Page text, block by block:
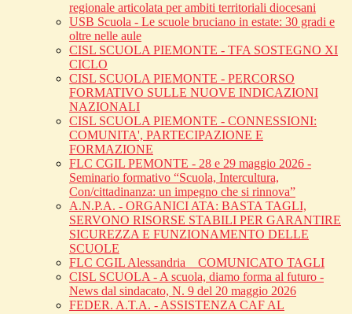
regionale articolata per ambiti territoriali diocesani
USB Scuola - Le scuole bruciano in estate: 30 gradi e
oltre nelle aule
CISL SCUOLA PIEMONTE - TFA SOSTEGNO XI
CICLO
CISL SCUOLA PIEMONTE - PERCORSO
FORMATIVO SULLE NUOVE INDICAZIONI
NAZIONALI
CISL SCUOLA PIEMONTE - CONNESSIONI:
COMUNITA', PARTECIPAZIONE E
FORMAZIONE
FLC CGIL PEMONTE - 28 e 29 maggio 2026 -
Seminario formativo “Scuola, Intercultura,
Con/cittadinanza: un impegno che si rinnova”
A.N.P.A. - ORGANICI ATA: BASTA TAGLI,
SERVONO RISORSE STABILI PER GARANTIRE
SICUREZZA E FUNZIONAMENTO DELLE
SCUOLE
FLC CGIL Alessandria _ COMUNICATO TAGLI
CISL SCUOLA - A scuola, diamo forma al futuro -
News dal sindacato, N. 9 del 20 maggio 2026
FEDER. A.T.A. - ASSISTENZA CAF AL